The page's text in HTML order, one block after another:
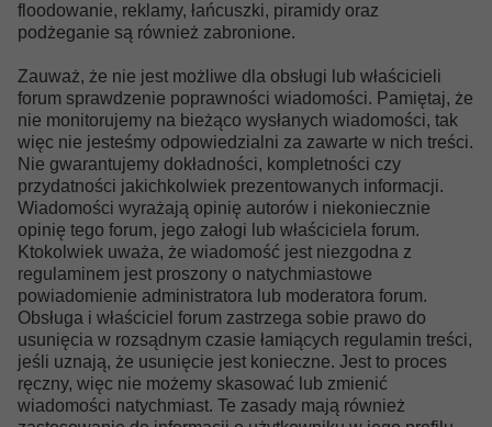
floodowanie, reklamy, łańcuszki, piramidy oraz
podżeganie są również zabronione.
Zauważ, że nie jest możliwe dla obsługi lub właścicieli
forum sprawdzenie poprawności wiadomości. Pamiętaj, że
nie monitorujemy na bieżąco wysłanych wiadomości, tak
więc nie jesteśmy odpowiedzialni za zawarte w nich treści.
Nie gwarantujemy dokładności, kompletności czy
przydatności jakichkolwiek prezentowanych informacji.
Wiadomości wyrażają opinię autorów i niekoniecznie
opinię tego forum, jego załogi lub właściciela forum.
Ktokolwiek uważa, że wiadomość jest niezgodna z
regulaminem jest proszony o natychmiastowe
powiadomienie administratora lub moderatora forum.
Obsługa i właściciel forum zastrzega sobie prawo do
usunięcia w rozsądnym czasie łamiących regulamin treści,
jeśli uznają, że usunięcie jest konieczne. Jest to proces
ręczny, więc nie możemy skasować lub zmienić
wiadomości natychmiast. Te zasady mają również